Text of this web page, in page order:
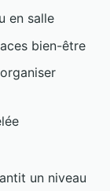
en salle
bien-être
un niveau